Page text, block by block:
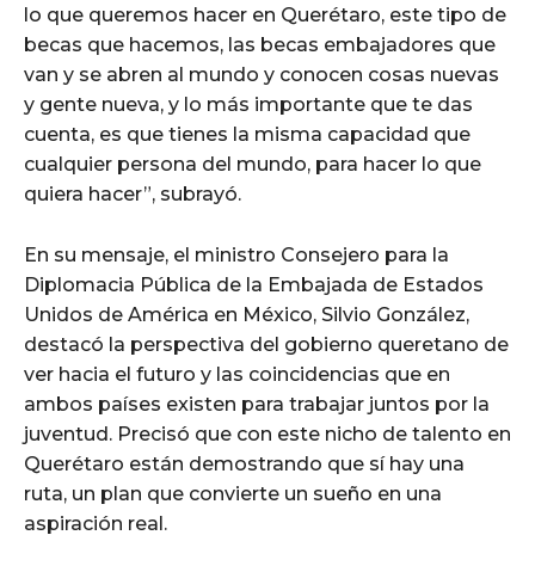
lo que queremos hacer en Querétaro, este tipo de
becas que hacemos, las becas embajadores que
van y se abren al mundo y conocen cosas nuevas
y gente nueva, y lo más importante que te das
cuenta, es que tienes la misma capacidad que
cualquier persona del mundo, para hacer lo que
quiera hacer”, subrayó.
En su mensaje, el ministro Consejero para la
Diplomacia Pública de la Embajada de Estados
Unidos de América en México, Silvio González,
destacó la perspectiva del gobierno queretano de
ver hacia el futuro y las coincidencias que en
ambos países existen para trabajar juntos por la
juventud. Precisó que con este nicho de talento en
Querétaro están demostrando que sí hay una
ruta, un plan que convierte un sueño en una
aspiración real.